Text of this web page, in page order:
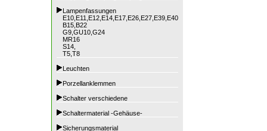
Lampenfassungen
E10,E11,E12,E14,E17,E26,E27,E39,E40
B15,B22
G9,GU10,G24
MR16
S14,
T5,T8
Leuchten
Porzellanklemmen
Schalter verschiedene
Schaltermaterial -Gehäuse-
Sicherungsmaterial